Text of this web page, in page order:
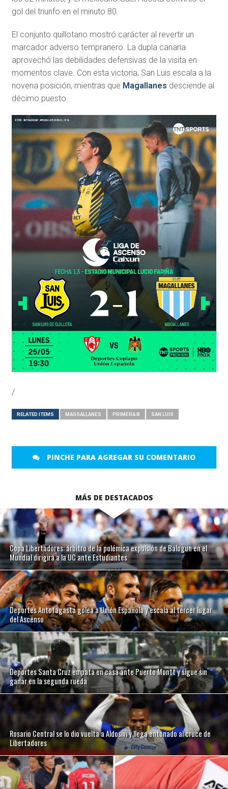
gol del triunfo en el minuto 80.
El conjunto quillotano mostró carácter al revertir un
marcador adverso tempranero. La dupla canaria
aprovechó las debilidades defensivas de la visita en
momentos clave. Con esta victoria, San Luis escala a la
novena posición, mientras que Magallanes desciende al
décimo puesto.
/
RELATED ITEMS MAGGALLANES PRIMERA B SAN LUIS
PINCHE PARA AGREGAR SU COMENTARIO
MÁS DE DESTACADOS
Copa Libertadores: árbitro de la polémica expulsión de Balogun en el
Mundial dirigirá a la UC ante Estudiantes
Deportes Antofagasta golea a Unión Española y escala al tercer lugar
del Ascenso
Deportes Santa Cruz empata en casa ante Puerto Montt y sigue sin
ganar en la segunda rueda
Rosario Central se lo dio vuelta a Aldosivi y llega entonado al cruce de
Libertadores